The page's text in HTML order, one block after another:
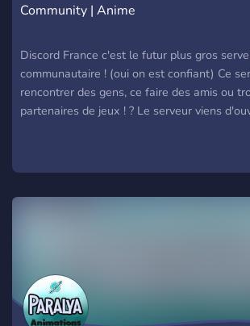
Community | Anime
Discord France c'est le futur plus gros
communautaire ! (oui on est confiant) Ce
rencontrer des gens, ce faire des amis ou
partenaires de jeux ! ? Le serveur viens
concours et des Giveaways régulier ! ❓ Un
avec des recrutements régulier ! ✉ Un